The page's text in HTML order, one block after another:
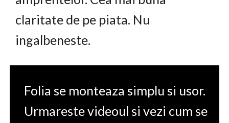
claritate de pe piata. Nu
ingalbeneste.
Folia se monteaza simplu si usor.
Urmareste videoul si vezi cum se